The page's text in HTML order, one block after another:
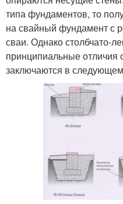
типа фундаментов, то
на свайный фундамент с
сваи. Однако столбчато-
принципиальные отличия
заключаются в